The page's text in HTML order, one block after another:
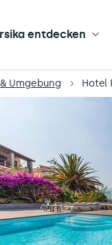
entdecken
Umgebung Hotel